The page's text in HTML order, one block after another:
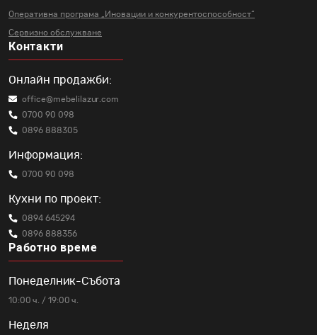
Оперативна програма „Иновации и конкурентоспособност“
Сервизно обслужване
Контакти
Онлайн продажби:
office@mebelilazur.com
0700 90 098
0896 888305
Информация:
0700 90 098
Кухни по проект:
0894 645294
0896 888356
Работно време
Понеделник-Събота
10:00 ч. / 19:00 ч.
Неделя